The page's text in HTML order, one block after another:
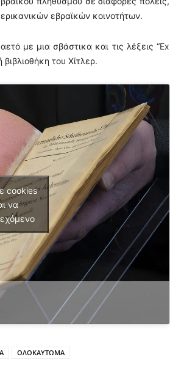
εβραϊκών κοινοτήτων.
με μια σβάστικα και τις λέξεις “Ex
του Χίτλερ.
cookies
να
ΟΛΟΚΑΥΤΩΜΑ